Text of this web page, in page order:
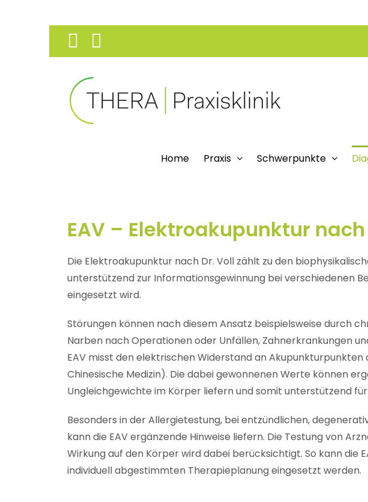
Facebook
Home Praxis Schwerpunkte
EAV – Elektroakupunktur nach
Die Elektroakupunktur nach Dr. Voll zählt zu den
unterstützend zur Informationsgewinnung bei verschiedenen
eingesetzt wird.
Störungen können nach diesem Ansatz beispielsweise durch
Narben nach Operationen oder Unfällen, Zahnerkrankungen
EAV misst den elektrischen Widerstand an
Chinesische Medizin). Die dabei gewonnenen Werte können
Ungleichgewichte im Körper liefern und somit unterstützend
Besonders in der Allergietestung, bei entzündlichen,
kann die EAV ergänzende Hinweise liefern. Die Testung von
Wirkung auf den Körper wird dabei berücksichtigt. So kann die
individuell abgestimmten Therapieplanung eingesetzt werden.